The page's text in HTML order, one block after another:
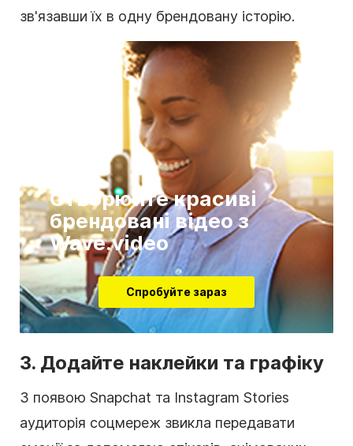
зв'язавши їх в одну брендовану історію.
Створюйте красиві
брендовані відео з
Wave.video
Спробуйте зараз
3. Додайте наклейки та графіку
З появою Snapchat та Instagram Stories
аудиторія соцмереж звикла передавати